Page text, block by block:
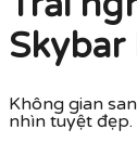
Skybar
Không gian
nhìn tuyệt đẹp.